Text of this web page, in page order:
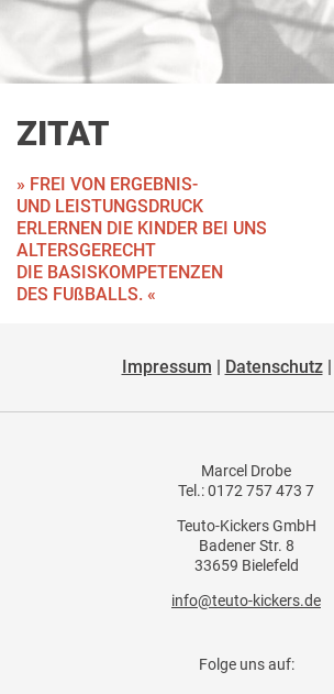
ZITAT
» FREI VON ERGEBNIS-
UND LEISTUNGSDRUCK
ERLERNEN DIE KINDER BEI UNS
ALTERSGERECHT
DIE BASISKOMPETENZEN
DES FUßBALLS. «
Impressum | Datenschutz|
Marcel Drobe
Tel.: 0172 757 473 7
Teuto-Kickers GmbH
Badener Str. 8
33659 Bielefeld
info@teuto-kickers.de
Folge uns auf: